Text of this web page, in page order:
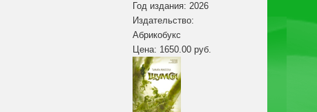
Год издания: 2026
Издательство:
Абрикобукс
Цена: 1650.00 руб.